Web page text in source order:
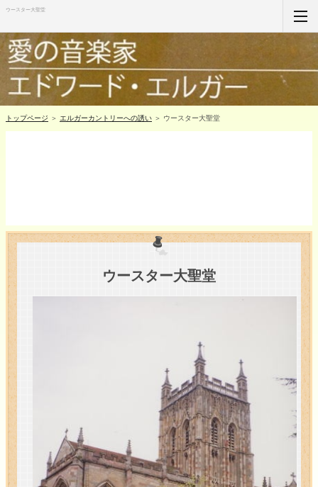
ウースター大聖堂
ホーム
RSS購読
サイトマップ
トップページ ＞ エルガーカントリーへの誘い ＞ ウースター大聖堂
ウースター大聖堂